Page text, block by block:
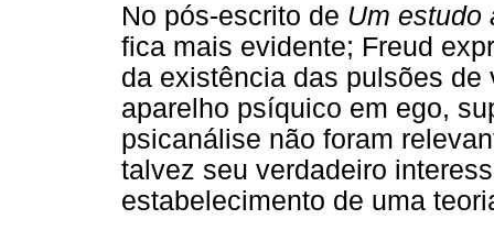
No pós-escrito de Um estudo
fica mais evidente; Freud
da existência das pulsões
aparelho psíquico em ego,
psicanálise não foram
talvez seu verdadeiro
estabelecimento de uma